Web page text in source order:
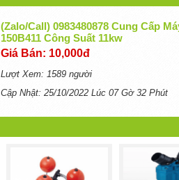
(Zalo/call) 0983480878 Cung Cấp
150B411 Công Suất 11kw
Giá Bán: 10,000đ
Lượt Xem: 1589 người
Cập Nhật: 25/10/2022 Lúc 07 Gờ 32 Phút